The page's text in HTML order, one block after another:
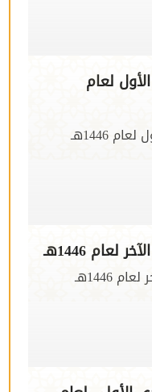
لعام
1446هـ
1446هـ
1446هـ